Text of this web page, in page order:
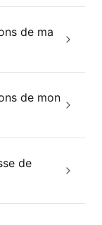
de ma
de mon
de